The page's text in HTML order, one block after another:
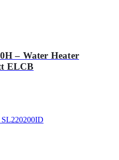
– Water Heater
ELCB